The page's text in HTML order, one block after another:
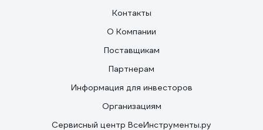
Контакты
О Компании
Поставщикам
Партнерам
Информация для инвесторов
Организациям
Сервисный центр ВсеИнструменты.ру